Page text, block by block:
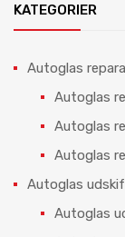
KATEGORIER
Autoglas
Autoglas
Autoglas
Autoglas
Autoglas
Autoglas